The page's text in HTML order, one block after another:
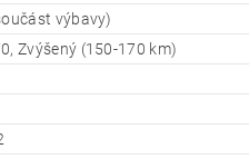
výbavy)
Zvýšený (150-170 km)